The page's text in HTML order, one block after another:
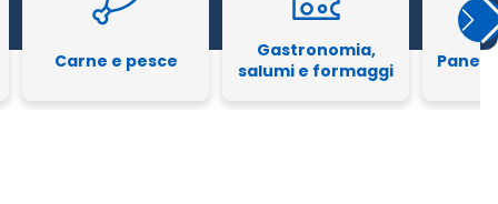
Carne e pesce
Gastronomia,
salumi e formaggi
Pane